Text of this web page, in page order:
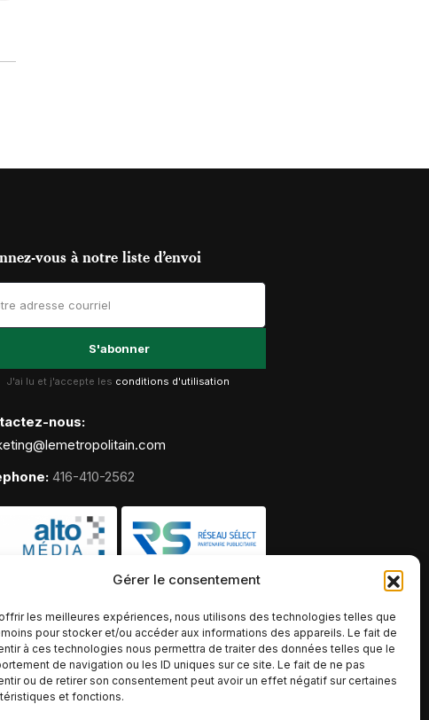
Gérer le consentement
les meilleures expériences, nous utilisons des technologies telles que
pour stocker et/ou accéder aux informations des appareils. Le fait de
à ces technologies nous permettra de traiter des données telles que le
de navigation ou les ID uniques sur ce site. Le fait de ne pas
ou de retirer son consentement peut avoir un effet négatif sur certaines
et fonctions.
vous à notre liste d’envoi
J'ai lu et j'accepte les conditions d'utilisation
nous:
416-410-2562